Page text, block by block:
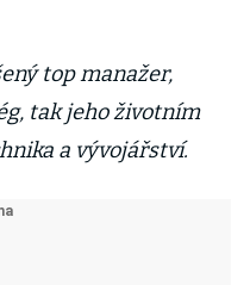
top manažer,
tak jeho životním
a vývojářství.